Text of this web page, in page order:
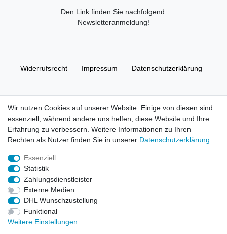
Den Link finden Sie nachfolgend:
Newsletteranmeldung!
Widerrufs­recht Impressum Daten­schutz­erklärung
© Copyright 2026 | Alle Rechte vorbehalten. HL-
Handelsgesellschaft mbH.
Alle Markennamen, Warenzeichen sowie sämtliche Produktbilder
und Beschreibungen sind Eigentum Ihrer rechtmäßigen
Eigentümer und dienen hier nur der Beschreibung.
Preise nur für registrierte Händler, ansonsten zeigt der Shop 0,00
€
Wir nutzen Cookies auf unserer Website. Einige von diesen sind
essenziell, während andere uns helfen, diese Website und Ihre
Erfahrung zu verbessern. Weitere Informationen zu Ihren
Rechten als Nutzer finden Sie in unserer Daten­schutz­erklärung
Essenziell
Statistik
Zahlungsdienstleister
Externe Medien
DHL Wunschzustellung
Funktional
Weitere Einstellungen